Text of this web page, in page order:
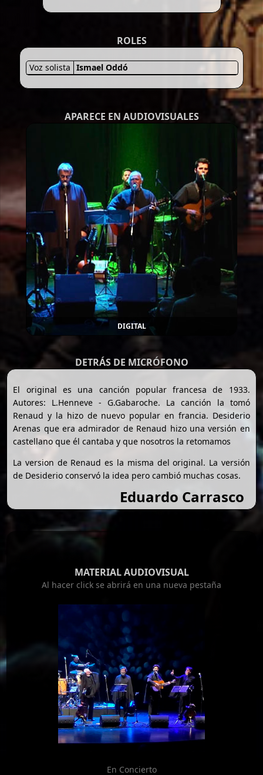
ROLES
Voz solista Ismael Oddó
APARECE EN AUDIOVISUALES
DIGITAL
DETRÁS DE MICRÓFONO
El original es una canción popular francesa de 1933.
Autores: L.Henneve - G.Gabaroche. La canción la tomó
Renaud y la hizo de nuevo popular en francia. Desiderio
Arenas que era admirador de Renaud hizo una versión en
castellano que él cantaba y que nosotros la retomamos
La version de Renaud es la misma del original. La versión
de Desiderio conservó la idea pero cambió muchas cosas.
Eduardo Carrasco
MATERIAL AUDIOVISUAL
Al hacer click se abrirá en una nueva pestaña
En Concierto